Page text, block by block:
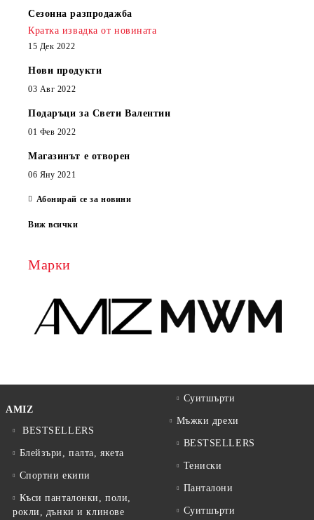
Сезонна разпродажба
Кратка извадка от новината
15 Дек 2022
Нови продукти
03 Авг 2022
Подаръци за Свети Валентин
01 Фев 2022
Магазинът е отворен
06 Яну 2021
Абонирай се за новини
Виж всички
Марки
AMIZ
BESTSELLERS
Блейзъри, палта, якета
Спортни екипи
Къси панталонки, поли,
рокли, дънки и клинове
Суитшърти
Мъжки дрехи
BESTSELLERS
Тениски
Панталони
Суитшърти